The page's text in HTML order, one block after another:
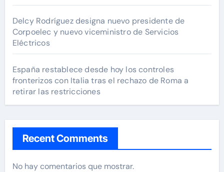
Delcy Rodríguez designa nuevo presidente de
Corpoelec y nuevo viceministro de Servicios
Eléctricos
España restablece desde hoy los controles
fronterizos con Italia tras el rechazo de Roma a
retirar las restricciones
Recent Comments
No hay comentarios que mostrar.